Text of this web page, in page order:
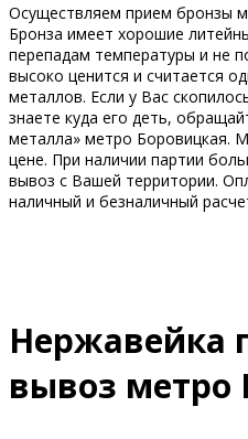
Осуществляем прием бронзы
Бронза имеет хорошие
перепадам температуры и не
высоко ценится и считается
металлов. Если у Вас
знаете куда его деть,
металла» метро Боровицкая.
цене. При наличии партии
вывоз с Вашей территории.
наличный и безналичный
Нержавейка
вывоз метро